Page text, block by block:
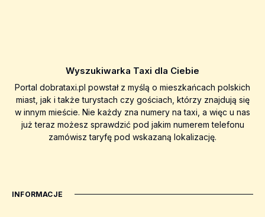
Wyszukiwarka Taxi dla Ciebie
Portal dobrataxi.pl powstał z myślą o mieszkańcach polskich
miast, jak i także turystach czy gościach, którzy znajdują się
w innym mieście. Nie każdy zna numery na taxi, a więc u nas
już teraz możesz sprawdzić pod jakim numerem telefonu
zamówisz taryfę pod wskazaną lokalizację.
INFORMACJE